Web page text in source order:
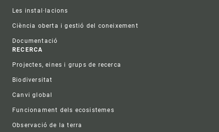
Les instal·lacions
Ciència oberta i gestió del coneixement
Documentació
RECERCA
Projectes, eines i grups de recerca
Biodiversitat
Canvi global
Funcionament dels ecosistemes
Observació de la terra